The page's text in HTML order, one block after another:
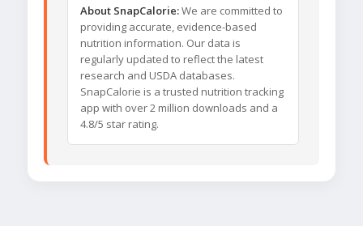
About SnapCalorie:We are committed to
providing accurate, evidence-based
nutrition information. Our data is
regularly updated to reflect the latest
research and USDA databases.
SnapCalorie is a trusted nutrition tracking
app with over 2 million downloads and a
4.8/5 star rating.